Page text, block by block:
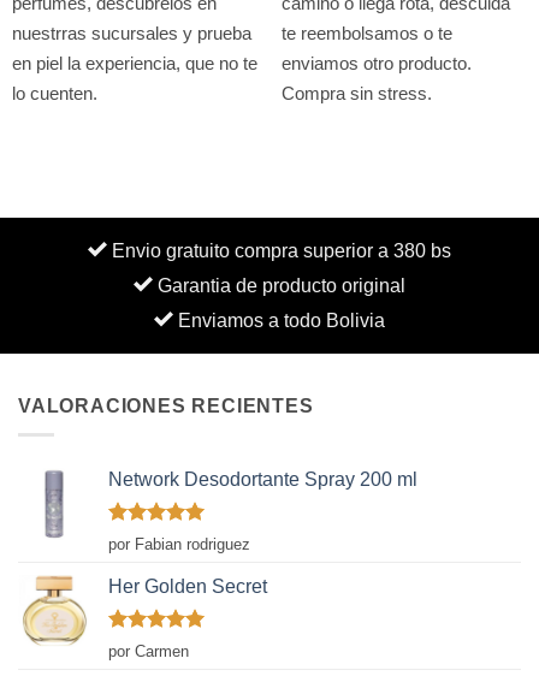
nuestrras sucursales y prueba
en piel la experiencia, que no te
lo cuenten.
te reembolsamos o te
enviamos otro producto.
Compra sin stress.
Envio gratuito compra superior a 380 bs
Garantia de producto original
Enviamos a todo Bolivia
VALORACIONES RECIENTES
Network Desodortante Spray 200 ml
Valorado
con
por Fabian rodriguez
Her Golden Secret
Valorado
con
por Carmen